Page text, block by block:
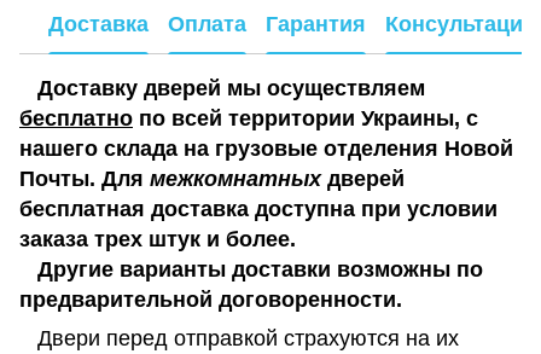
Доставка Оплата Гарантия Консультация
Доставку дверей мы осуществляем
бесплатно по всей территории Украины, с
нашего склада на грузовые отделения Новой
Почты. Для межкомнатныхдверей
бесплатная доставка доступна при условии
заказа трех штук и более.
Другие варианты доставки возможны по
предварительной договоренности.
Двери перед отправкой страхуются на их